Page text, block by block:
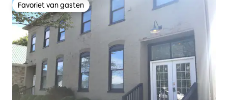
Favoriet van gasten
Favoriet van gasten